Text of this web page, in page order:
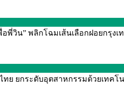
อพี่วิน” พลิกโฉมเส้นเลือกฝอยกรุง
ดไทย ยกระดับอุตสาหกรรมด้วยเท